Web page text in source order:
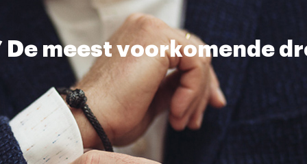
De meest voorkomende